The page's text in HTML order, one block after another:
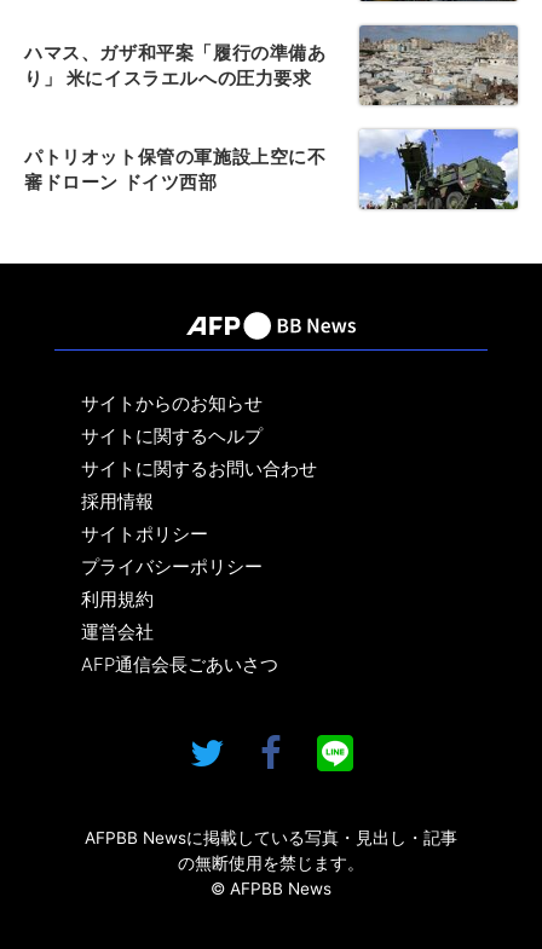
ハマス、ガザ和平案「履行の準備あ
り」 米にイスラエルへの圧力要求
パトリオット保管の軍施設上空に不
審ドローン ドイツ西部
サイトからのお知らせ
サイトに関するヘルプ
サイトに関するお問い合わせ
採用情報
サイトポリシー
プライバシーポリシー
利用規約
運営会社
AFP通信会長ごあいさつ
AFPBB Newsに掲載している写真・見出し・記事
の無断使用を禁じます。
© AFPBB News